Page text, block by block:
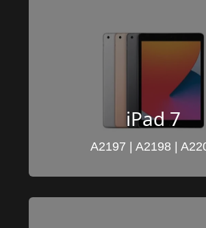
iPad 7
A2197 | A2198 |